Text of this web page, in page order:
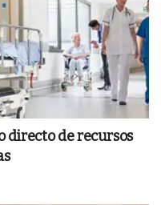
directo de recursos